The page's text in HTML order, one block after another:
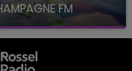
FM
FM, à 8H10